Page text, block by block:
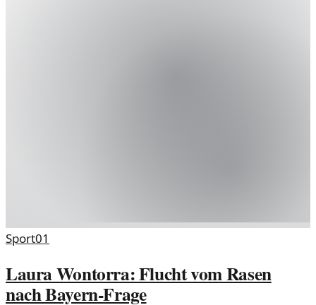
Sport01
Laura Wontorra: Flucht vom Rasen
nach Bayern-Frage